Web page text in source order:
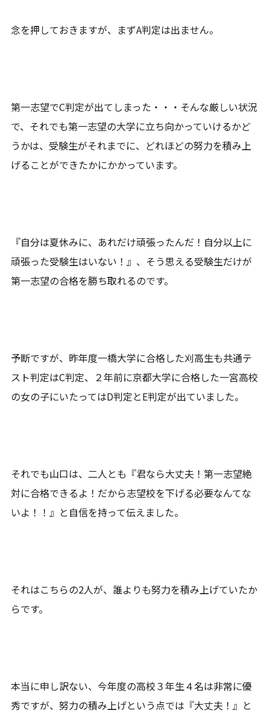
念を押しておきますが、まずA判定は出ません。
第一志望でC判定が出てしまった・・・そんな厳しい状況
で、それでも第一志望の大学に立ち向かっていけるかど
うかは、受験生がそれまでに、どれほどの努力を積み上
げることができたかにかかっています。
『自分は夏休みに、あれだけ頑張ったんだ！自分以上に
頑張った受験生はいない！』、そう思える受験生だけが
第一志望の合格を勝ち取れるのです。
予断ですが、昨年度一橋大学に合格した刈高生も共通テ
スト判定はC判定、２年前に京都大学に合格した一宮高校
の女の子にいたってはD判定とE判定が出ていました。
それでも山口は、二人とも『君なら大丈夫！第一志望絶
対に合格できるよ！だから志望校を下げる必要なんてな
いよ！！』と自信を持って伝えました。
それはこちらの2人が、誰よりも努力を積み上げていたか
らです。
本当に申し訳ない、今年度の高校３年生４名は非常に優
秀ですが、努力の積み上げという点では『大丈夫！』と